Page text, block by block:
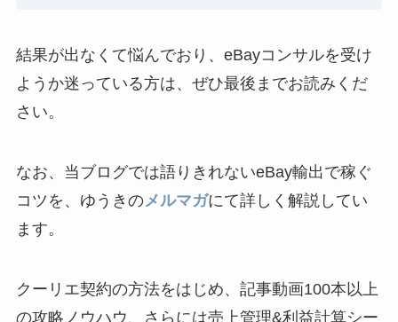
結果が出なくて悩んでおり、eBayコンサルを受け
ようか迷っている方は、ぜひ最後までお読みくだ
さい。
なお、当ブログでは語りきれないeBay輸出で稼ぐ
コツを、ゆうきのメルマガにて詳しく解説してい
ます。
クーリエ契約の方法をはじめ、記事動画100本以上
の攻略ノウハウ、さらには売上管理&利益計算シー